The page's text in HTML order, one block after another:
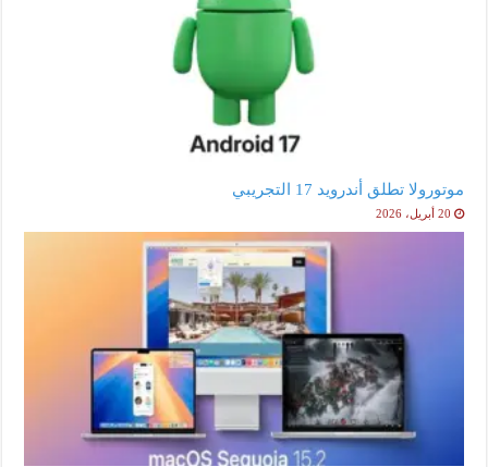
موتورولا تطلق أندرويد 17 التجريبي
20 أبريل، 2026